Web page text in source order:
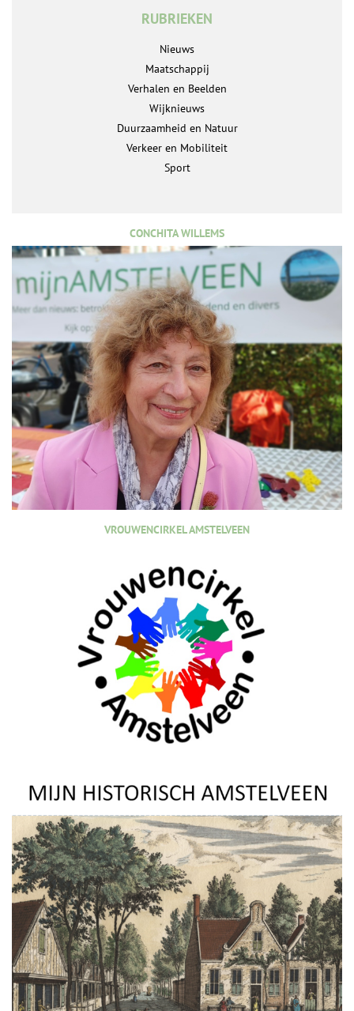
RUBRIEKEN
Nieuws
Maatschappij
Verhalen en Beelden
Wijknieuws
Duurzaamheid en Natuur
Verkeer en Mobiliteit
Sport
CONCHITA WILLEMS
VROUWENCIRKEL AMSTELVEEN